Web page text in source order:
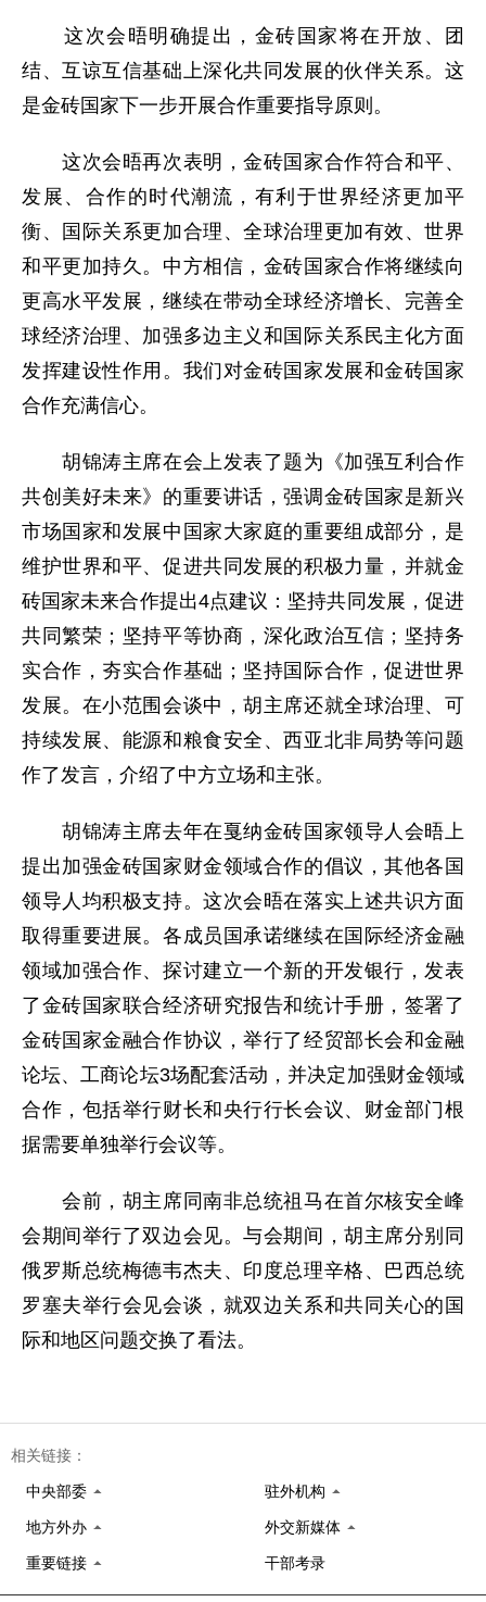
这次会晤明确提出，金砖国家将在开放、团
结、互谅互信基础上深化共同发展的伙伴关系。这
是金砖国家下一步开展合作重要指导原则。
这次会晤再次表明，金砖国家合作符合和平、
发展、合作的时代潮流，有利于世界经济更加平
衡、国际关系更加合理、全球治理更加有效、世界
和平更加持久。中方相信，金砖国家合作将继续向
更高水平发展，继续在带动全球经济增长、完善全
球经济治理、加强多边主义和国际关系民主化方面
发挥建设性作用。我们对金砖国家发展和金砖国家
合作充满信心。
胡锦涛主席在会上发表了题为《加强互利合作
共创美好未来》的重要讲话，强调金砖国家是新兴
市场国家和发展中国家大家庭的重要组成部分，是
维护世界和平、促进共同发展的积极力量，并就金
砖国家未来合作提出4点建议：坚持共同发展，促进
共同繁荣；坚持平等协商，深化政治互信；坚持务
实合作，夯实合作基础；坚持国际合作，促进世界
发展。在小范围会谈中，胡主席还就全球治理、可
持续发展、能源和粮食安全、西亚北非局势等问题
作了发言，介绍了中方立场和主张。
胡锦涛主席去年在戛纳金砖国家领导人会晤上
提出加强金砖国家财金领域合作的倡议，其他各国
领导人均积极支持。这次会晤在落实上述共识方面
取得重要进展。各成员国承诺继续在国际经济金融
领域加强合作、探讨建立一个新的开发银行，发表
了金砖国家联合经济研究报告和统计手册，签署了
金砖国家金融合作协议，举行了经贸部长会和金融
论坛、工商论坛3场配套活动，并决定加强财金领域
合作，包括举行财长和央行行长会议、财金部门根
据需要单独举行会议等。
会前，胡主席同南非总统祖马在首尔核安全峰
会期间举行了双边会见。与会期间，胡主席分别同
俄罗斯总统梅德韦杰夫、印度总理辛格、巴西总统
罗塞夫举行会见会谈，就双边关系和共同关心的国
际和地区问题交换了看法。
相关链接：
中央部委 驻外机构
地方外办 外交新媒体
重要链接 干部考录